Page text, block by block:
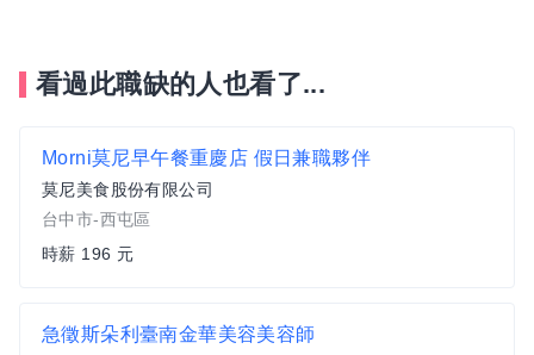
看過此職缺的人也看了...
Morni莫尼早午餐重慶店 假日兼職夥伴
莫尼美食股份有限公司
台中市-西屯區
時薪 196 元
急徵斯朵利臺南金華美容美容師